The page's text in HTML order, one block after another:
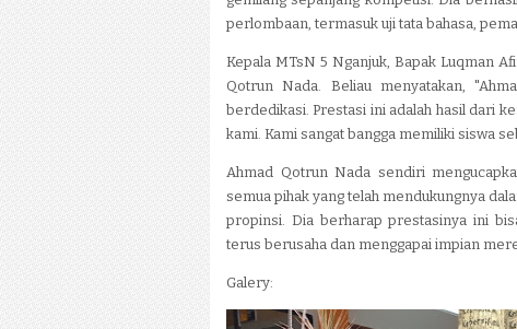
perlombaan, termasuk uji tata bahasa,
Kepala MTsN 5 Nganjuk, Bapak Luqman
Qotrun Nada. Beliau menyatakan,
berdedikasi. Prestasi ini adalah hasil dari
kami. Kami sangat bangga memiliki siswa
Ahmad Qotrun Nada sendiri
semua pihak yang telah mendukungnya
propinsi. Dia berharap prestasinya ini
terus berusaha dan menggapai impian
Galery: